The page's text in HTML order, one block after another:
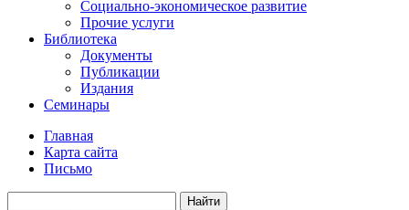
Социально-экономическое развитие
Прочие услуги
Библиотека
Документы
Публикации
Издания
Семинары
Главная
Карта сайта
Письмо